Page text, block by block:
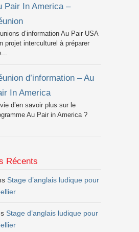
Pair In America –
d’information Au Pair USA
projet interculturel à préparer
d’information – Au
In America
d’en savoir plus sur le
Au Pair in America ?
Récents
Stage d’anglais ludique pour
Stage d’anglais ludique pour